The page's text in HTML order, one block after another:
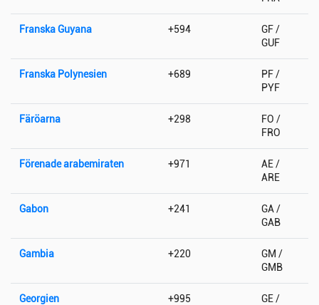
Franska Guyana +594
GF /
GUF
Franska Polynesien +689
PF /
PYF
Färöarna +298
FO /
FRO
Förenade arabemiraten +971
AE /
ARE
Gabon +241
GA /
GAB
Gambia +220
GM /
GMB
Georgien +995
GE /